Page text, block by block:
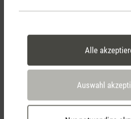
Alle
Auswahl
2 Jahre
eigenem
per Telefon